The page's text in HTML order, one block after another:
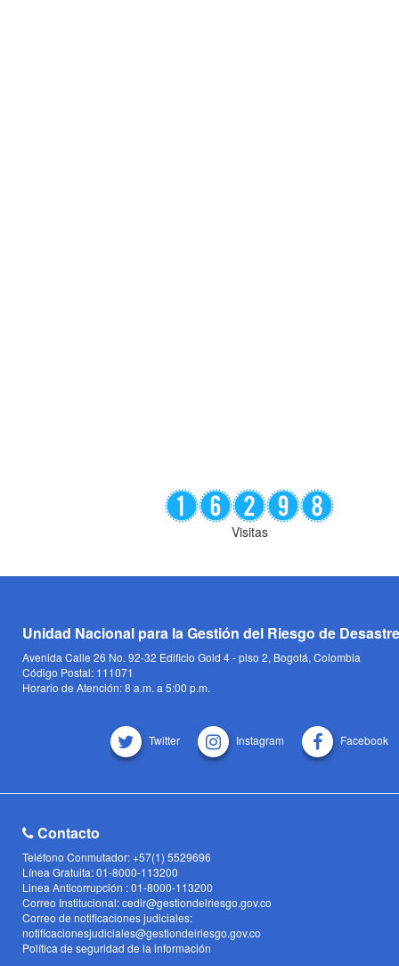
Visitas
Unidad Nacional para la Gestión del Riesgo de
Avenida Calle 26 No. 92-32 Edificio Gold 4 - piso 2, Bogotá, Colombia
Código Postal: 111071
Horario de Atención: 8 a.m. a 5:00 p.m.
Twitter Instagram Facebook
Contacto
Teléfono Conmutador: +57(1) 5529696
Línea Gratuita: 01-8000-113200
Linea Anticorrupción : 01-8000-113200
Correo Institucional: cedir@gestiondelriesgo.gov.co
Correo de notificaciones judiciales:
notificacionesjudiciales@gestiondelriesgo.gov.co
Política de seguridad de la información